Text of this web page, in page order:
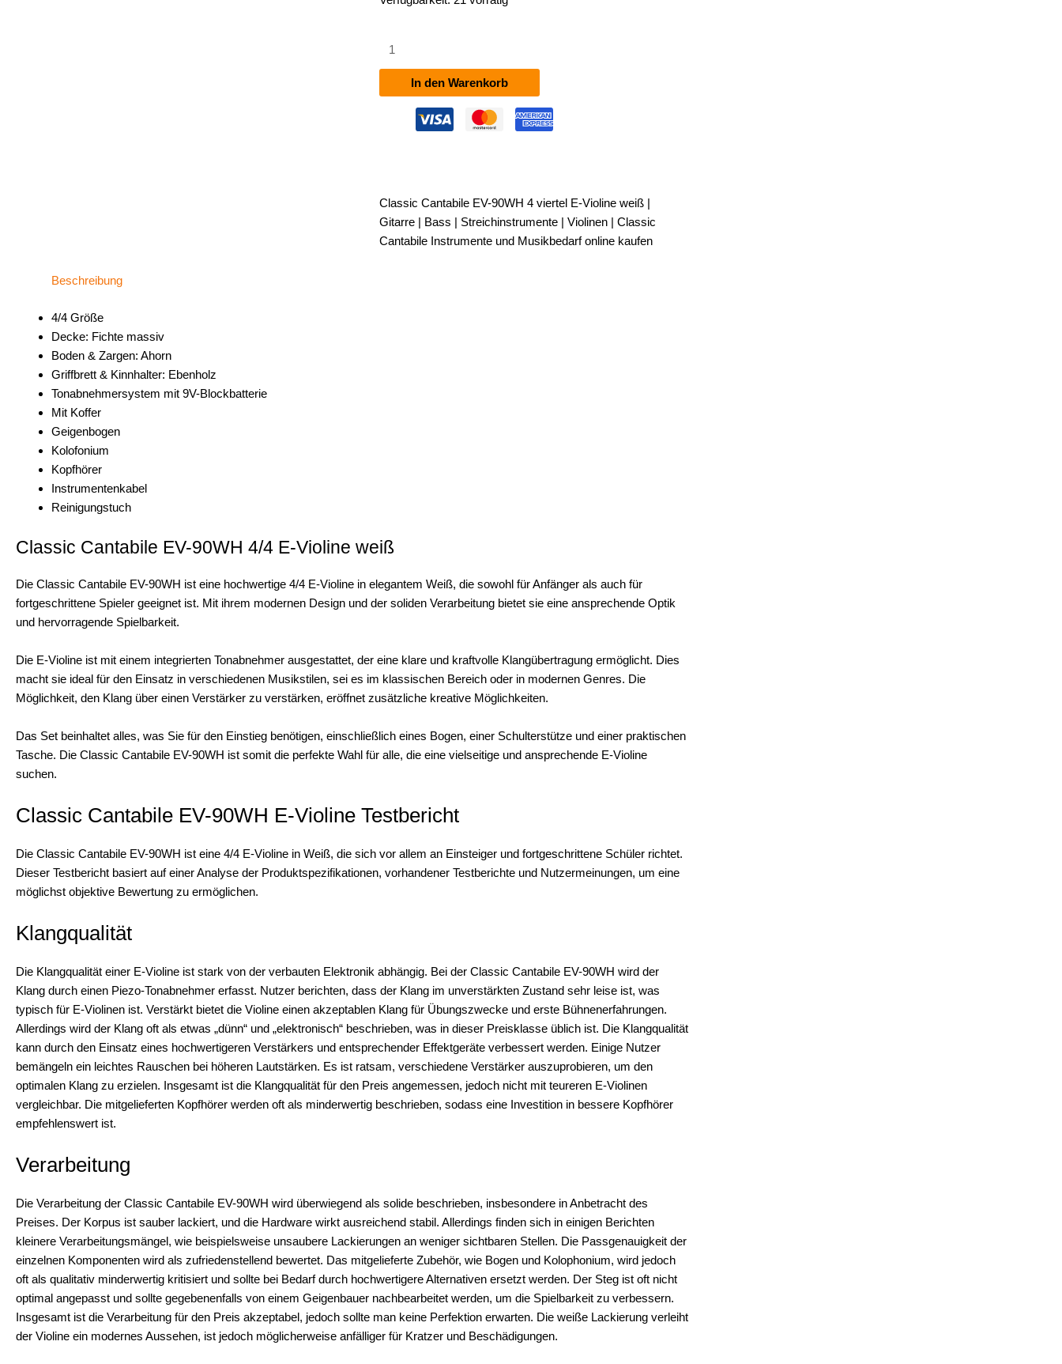
Cantabile
90WH
In den Warenkorb
Classic Cantabile EV-90WH 4 viertel E-Violine weiß |
Gitarre | Bass | Streichinstrumente | Violinen | Classic
Cantabile Instrumente und Musikbedarf online kaufen
Beschreibung
4/4 Größe
Decke: Fichte massiv
Boden & Zargen: Ahorn
Griffbrett & Kinnhalter: Ebenholz
Tonabnehmersystem mit 9V-Blockbatterie
Mit Koffer
Geigenbogen
Kolofonium
Kopfhörer
Instrumentenkabel
Reinigungstuch
Classic Cantabile EV-90WH 4/4 E-Violine weiß
Die Classic Cantabile EV-90WH ist eine hochwertige 4/4 E-Violine in elegantem Weiß, die sowohl für Anfänger als auch für
fortgeschrittene Spieler geeignet ist. Mit ihrem modernen Design und der soliden Verarbeitung bietet sie eine ansprechende Optik
und hervorragende Spielbarkeit.
Die E-Violine ist mit einem integrierten Tonabnehmer ausgestattet, der eine klare und kraftvolle Klangübertragung ermöglicht. Dies
macht sie ideal für den Einsatz in verschiedenen Musikstilen, sei es im klassischen Bereich oder in modernen Genres. Die
Möglichkeit, den Klang über einen Verstärker zu verstärken, eröffnet zusätzliche kreative Möglichkeiten.
Das Set beinhaltet alles, was Sie für den Einstieg benötigen, einschließlich eines Bogen, einer Schulterstütze und einer praktischen
Tasche. Die Classic Cantabile EV-90WH ist somit die perfekte Wahl für alle, die eine vielseitige und ansprechende E-Violine
suchen.
Classic Cantabile EV-90WH E-Violine Testbericht
Die Classic Cantabile EV-90WH ist eine 4/4 E-Violine in Weiß, die sich vor allem an Einsteiger und fortgeschrittene Schüler richtet.
Dieser Testbericht basiert auf einer Analyse der Produktspezifikationen, vorhandener Testberichte und Nutzermeinungen, um eine
möglichst objektive Bewertung zu ermöglichen.
Klangqualität
Die Klangqualität einer E-Violine ist stark von der verbauten Elektronik abhängig. Bei der Classic Cantabile EV-90WH wird der
Klang durch einen Piezo-Tonabnehmer erfasst. Nutzer berichten, dass der Klang im unverstärkten Zustand sehr leise ist, was
typisch für E-Violinen ist. Verstärkt bietet die Violine einen akzeptablen Klang für Übungszwecke und erste Bühnenerfahrungen.
Allerdings wird der Klang oft als etwas „dünn“ und „elektronisch“ beschrieben, was in dieser Preisklasse üblich ist. Die Klangqualität
kann durch den Einsatz eines hochwertigeren Verstärkers und entsprechender Effektgeräte verbessert werden. Einige Nutzer
bemängeln ein leichtes Rauschen bei höheren Lautstärken. Es ist ratsam, verschiedene Verstärker auszuprobieren, um den
optimalen Klang zu erzielen. Insgesamt ist die Klangqualität für den Preis angemessen, jedoch nicht mit teureren E-Violinen
vergleichbar. Die mitgelieferten Kopfhörer werden oft als minderwertig beschrieben, sodass eine Investition in bessere Kopfhörer
empfehlenswert ist.
Verarbeitung
Die Verarbeitung der Classic Cantabile EV-90WH wird überwiegend als solide beschrieben, insbesondere in Anbetracht des
Preises. Der Korpus ist sauber lackiert, und die Hardware wirkt ausreichend stabil. Allerdings finden sich in einigen Berichten
kleinere Verarbeitungsmängel, wie beispielsweise unsaubere Lackierungen an weniger sichtbaren Stellen. Die Passgenauigkeit der
einzelnen Komponenten wird als zufriedenstellend bewertet. Das mitgelieferte Zubehör, wie Bogen und Kolophonium, wird jedoch
oft als qualitativ minderwertig kritisiert und sollte bei Bedarf durch hochwertigere Alternativen ersetzt werden. Der Steg ist oft nicht
optimal angepasst und sollte gegebenenfalls von einem Geigenbauer nachbearbeitet werden, um die Spielbarkeit zu verbessern.
Insgesamt ist die Verarbeitung für den Preis akzeptabel, jedoch sollte man keine Perfektion erwarten. Die weiße Lackierung verleiht
der Violine ein modernes Aussehen, ist jedoch möglicherweise anfälliger für Kratzer und Beschädigungen.